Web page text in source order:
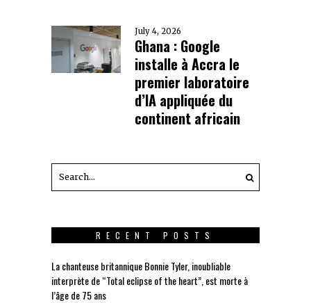
July 4, 2026
Ghana : Google
installe à Accra le
premier laboratoire
d’IA appliquée du
continent africain
RECENT POSTS
La chanteuse britannique Bonnie Tyler, inoubliable
interprète de “Total eclipse of the heart”, est morte à
l’âge de 75 ans